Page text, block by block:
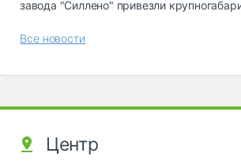
завода "Силлено" привезли
Все новости
Центр